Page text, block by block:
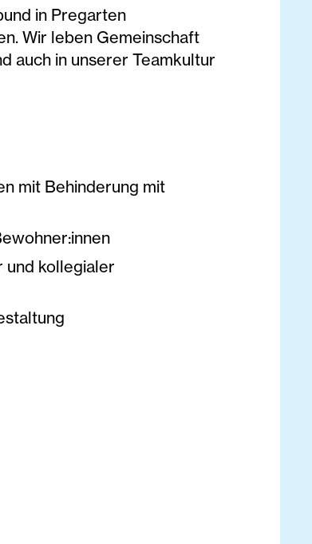
in Pregarten
Wir leben Gemeinschaft
auch in unserer Teamkultur
mit Behinderung mit
und kollegialer